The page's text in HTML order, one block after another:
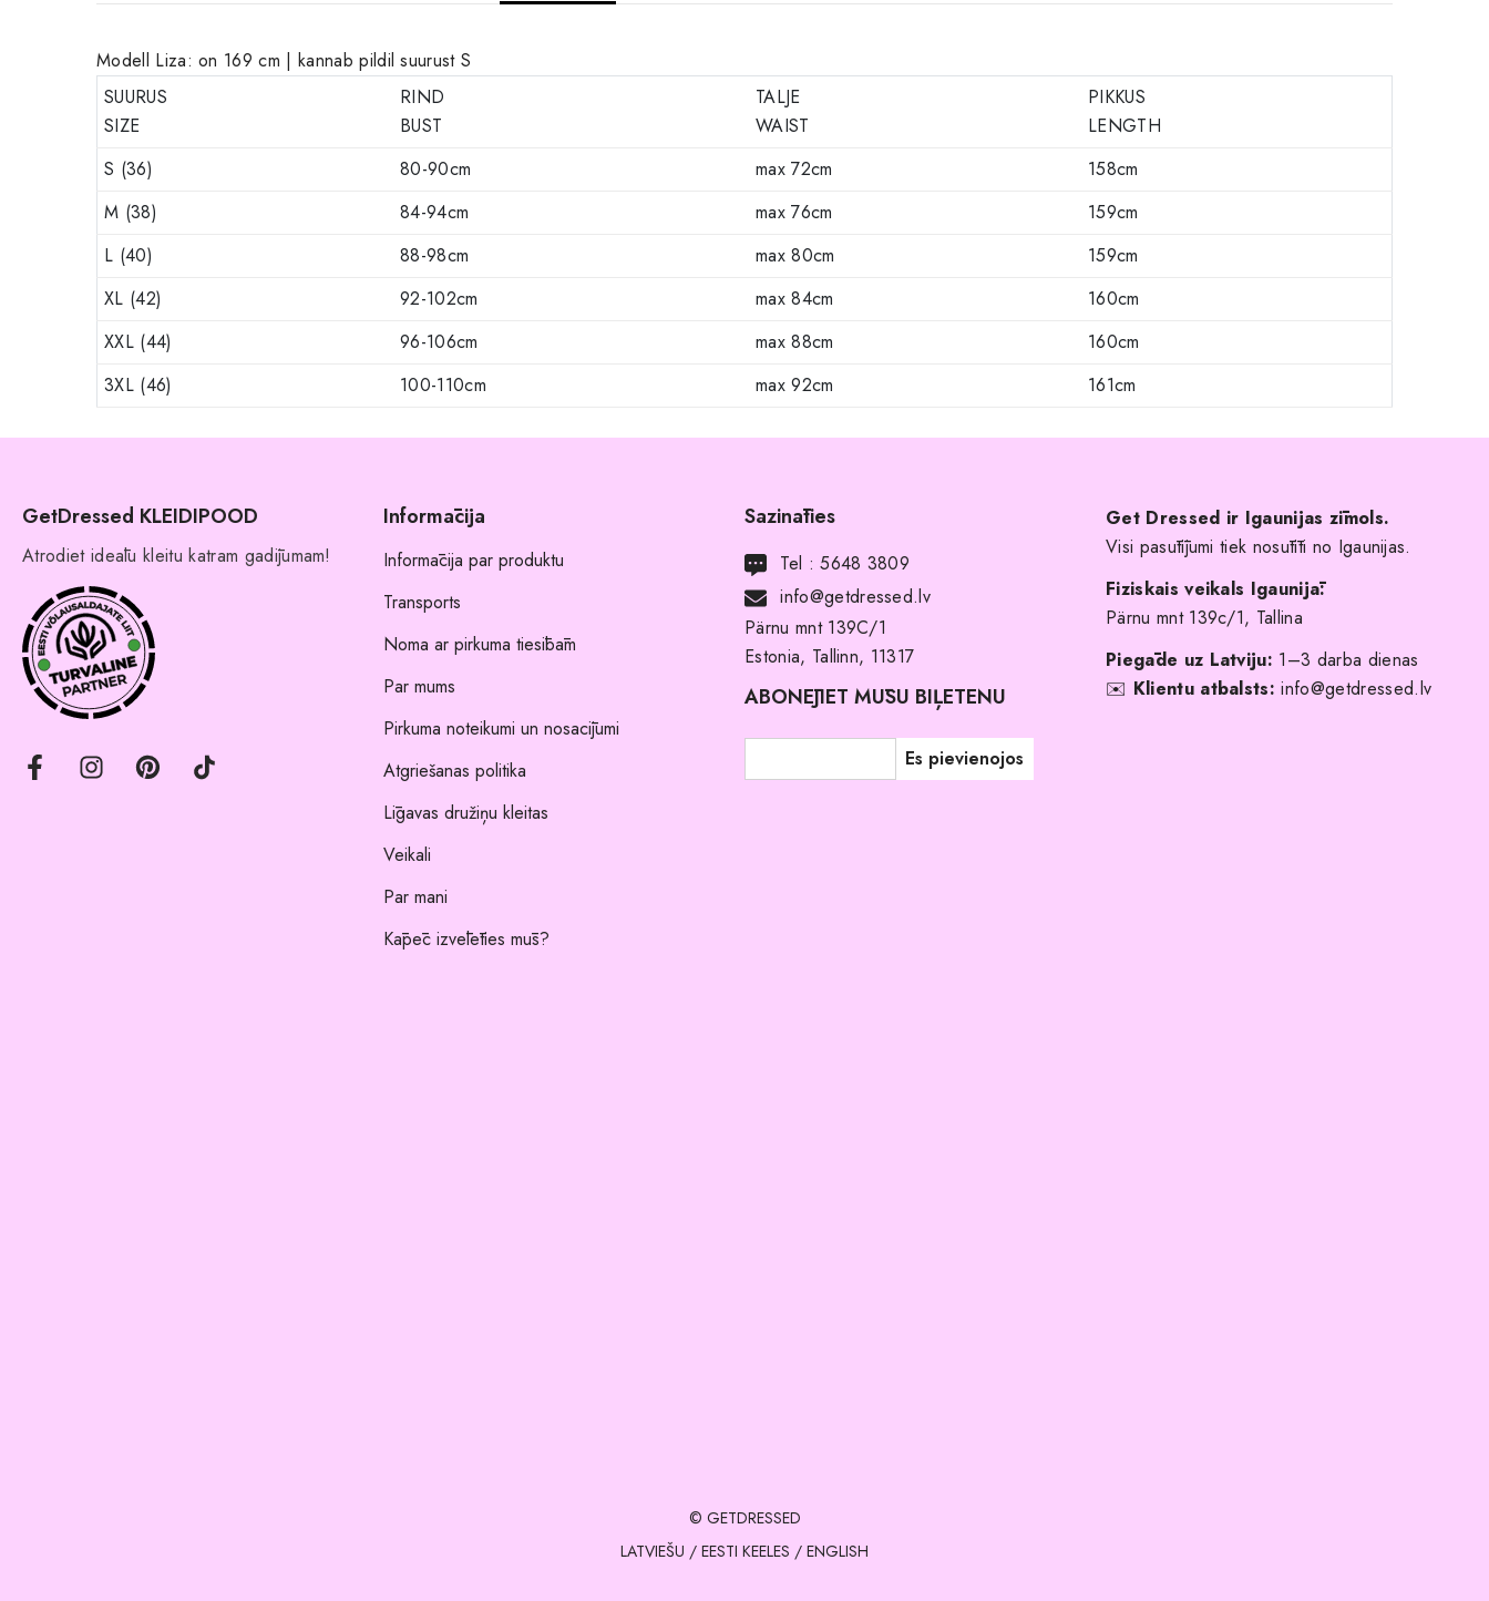
Modell Liza: on 169 cm | kannab pildil suurust S
SUURUS
SIZE
RIND
BUST
TALJE
WAIST
PIKKUS
LENGTH
S (36)
80-90cm max 72cm
158cm
M (38)
84-94cm max 76cm
159cm
L (40)
88-98cm max 80cm
159cm
XL (42)
92-102cm max 84cm
160cm
XXL (44)
96-106cm max 88cm
160cm
3XL (46)
100-110cm max 92cm 161cm
GetDressed KLEIDIPOOD
Atrodiet ideālu kleitu katram gadījumam!
Informācija
Informācija par produktu
Transports
Noma ar pirkuma tiesībām
Par mums
Pirkuma noteikumi un nosacījumi
Atgriešanas politika
Līgavas družiņu kleitas
Veikali
Par mani
Kāpēc izvēlēties mūs?
Sazināties
Tel :5648 3809
info@getdressed.lv
Pärnu mnt 139C/1
Estonia, Tallinn, 11317
ABONĒJIET MŪSU BIĻETENU
Get Dressed ir Igaunijas zīmols.
Visi pasūtījumi tiek nosūtīti no Igaunijas.
Fiziskais veikals Igaunijā:
Pärnu mnt 139c/1, Tallina
Piegāde uz Latviju: 1–3 darba dienas
✉️ Klientu atbalsts: info@getdressed.lv
© GETDRESSED
LATVIEŠU / EESTI KEELES / ENGLISH